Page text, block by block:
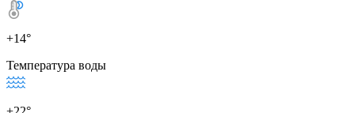
+14°
Температура воды